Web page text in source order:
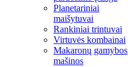
Planetariniai
maišytuvai
Rankiniai trintuvai
Virtuvės kombainai
Makaronų gamybos
mašinos